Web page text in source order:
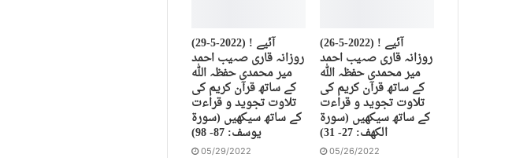
(29-5-2022) آئیے !
روزانہ قاری صہیب احمد
میر محمدی حفظہ اللہ
کے ساتھ قرآن کریم کی
تلاوت تجوید و قراءت
کے ساتھ سیکھیں (سورة
يوسف: 87- 98)
05/29/2022
(26-5-2022) آئیے !
روزانہ قاری صہیب احمد
میر محمدی حفظہ اللہ
کے ساتھ قرآن کریم کی
تلاوت تجوید و قراءت
کے ساتھ سیکھیں (سورة
الكهف: 27- 31)
05/26/2022